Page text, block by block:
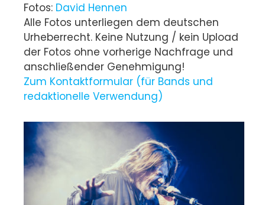
Fotos: David Hennen
Alle Fotos unterliegen dem deutschen
Urheberrecht. Keine Nutzung / kein Upload
der Fotos ohne vorherige Nachfrage und
anschließender Genehmigung!
Zum Kontaktformular (für Bands und
redaktionelle Verwendung)